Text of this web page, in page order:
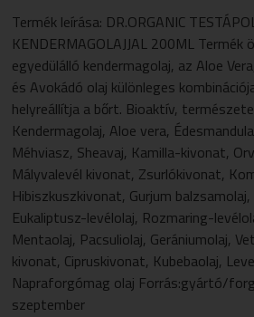
Termék leírása: DR.ORGANIC
KENDERMAGOLAJJAL 200ML
egyedülálló kendermagolaj, az Aloe
és Avokádó olaj különleges
helyreállítja a bőrt. Bioaktív,
Kendermagolaj, Aloe vera,
Méhviasz, Sheavaj, Kamilla-kivonat,
Mályvalevél kivonat, Zsurlókivonat,
Hibiszkuszkivonat, Gurjum
Eukaliptusz-levélolaj, Rozmaring-
Mentaolaj, Pacsuliolaj, Gerániumolaj,
kivonat, Cipruskivonat, Kubebaolaj,
Napraforgómag olaj Forrás:gyártó/
szeptember